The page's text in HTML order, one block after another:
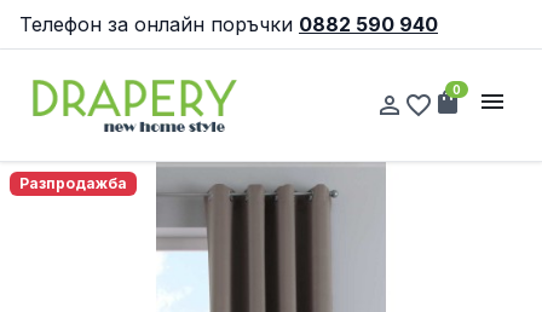
Телефон за онлайн поръчки 0882 590 940
person_outline favorite_border shopping_bag
0 menu
Разпродажба